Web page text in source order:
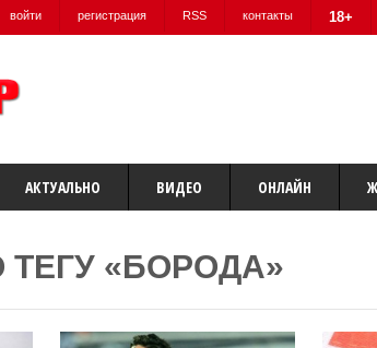
войти регистрация RSS контакты 18+
АКТУАЛЬНО ВИДЕО ОНЛАЙН
«БОРОДА»